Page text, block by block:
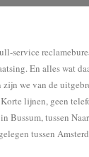
service
En alles wat
we van de
Korte lijnen, geen
Bussum, tussen
tussen